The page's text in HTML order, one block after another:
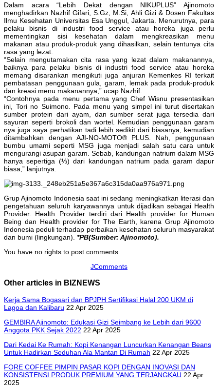
Dalam acara “Lebih Dekat dengan NIKUPLUS” Ajinomoto
menghadirkan Nazhif Gifari, S.Gz, M.Si, Ahli Gizi & Dosen Fakultas
Ilmu Kesehatan Universitas Esa Unggul, Jakarta. Menurutnya, para
pelaku bisnis di industri food service atau horeka juga perlu
mementingkan sisi kesehatan dalam mengkreasikan menu
makanan atau produk-produk yang dihasilkan, selain tentunya cita
rasa yang lezat.
“Selain mengutamakan cita rasa yang lezat dalam makanannya,
baiknya para pelaku bisnis di industri food service atau horeka
memang disarankan mengikuti juga anjuran Kemenkes RI terkait
pembatasan penggunaan gula, garam, lemak pada produk-produk
dan kreasi menu makanannya,” ucap Nazhif.
“Contohnya pada menu pertama yang Chef Wisnu presentasikan
ini, Tori no Suimono. Pada menu yang simpel ini turut disertakan
sumber protein dari ayam, dan sumber serat juga tersedia dari
sayuran seperti brokoli dan wortel. Kemudian penggunaan garam
nya juga saya perhatikan tadi lebih sedikit dari biasanya, kemudian
ditambahkan dengan AJI-NO-MOTO® PLUS. Nah, penggunaan
bumbu umami seperti MSG juga menjadi salah satu cara untuk
mengurangi asupan garam. Sebab, kandungan natrium dalam MSG
hanya sepertiga (⅓) dari kandungan natrium pada garam dapur
biasa,” lanjutnya.
Grup Ajinomoto Indonesia saat ini sedang meningkatkan literasi dan
pengetahuan seluruh karyawannya untuk dijadikan sebagai Health
Provider. Health Provider terdiri dari Health provider for Human
Being dan Health provider for The Earth, karena Grup Ajinomoto
Indonesia peduli terhadap perbaikan kesehatan seluruh masyarakat
dan bumi (lingkungan). *PB(Sumber: Ajinomoto).
You have no rights to post comments
JComments
Other articles in BIZNEWS
Kerja Sama Bogasari dan BPJPH Sertifikasi Halal 200 UKM di
Lagoa dan Kalibaru 22 Apr 2025
GEMBIRA Ajinomoto: Edukasi Gizi Seimbang ke Lebih dari 9600
Anggota PKK Sejak 2022 22 Apr 2025
Dari Kedai Ke Rumah: Kopi Kenangan Luncurkan Kenangan Beans
Untuk Hadirkan Seduhan Ala Mantan Di Rumah 22 Apr 2025
FORE COFFEE PIMPIN PASAR KOPI DENGAN INOVASI DAN
KONSISTENSI PRODUK PREMIUM YANG TERJANGKAU 22 Apr
2025